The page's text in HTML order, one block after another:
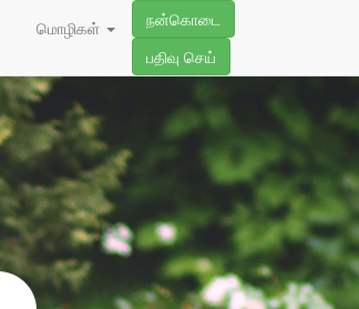
மொழிகள்
நன்கொடை
பதிவு செய்